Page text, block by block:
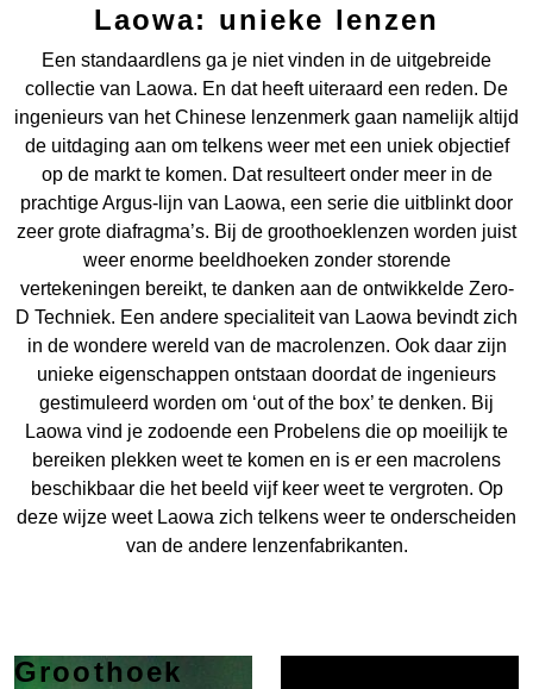
Laowa: unieke lenzen
Een standaardlens ga je niet vinden in de uitgebreide
collectie van Laowa. En dat heeft uiteraard een reden. De
ingenieurs van het Chinese lenzenmerk gaan namelijk altijd
de uitdaging aan om telkens weer met een uniek objectief
op de markt te komen. Dat resulteert onder meer in de
prachtige Argus-lijn van Laowa, een serie die uitblinkt door
zeer grote diafragma’s. Bij de groothoeklenzen worden juist
weer enorme beeldhoeken zonder storende
vertekeningen bereikt, te danken aan de ontwikkelde Zero-
D Techniek. Een andere specialiteit van Laowa bevindt zich
in de wondere wereld van de macrolenzen. Ook daar zijn
unieke eigenschappen ontstaan doordat de ingenieurs
gestimuleerd worden om ‘out of the box’ te denken. Bij
Laowa vind je zodoende een Probelens die op moeilijk te
bereiken plekken weet te komen en is er een macrolens
beschikbaar die het beeld vijf keer weet te vergroten. Op
deze wijze weet Laowa zich telkens weer te onderscheiden
van de andere lenzenfabrikanten.
Groothoek